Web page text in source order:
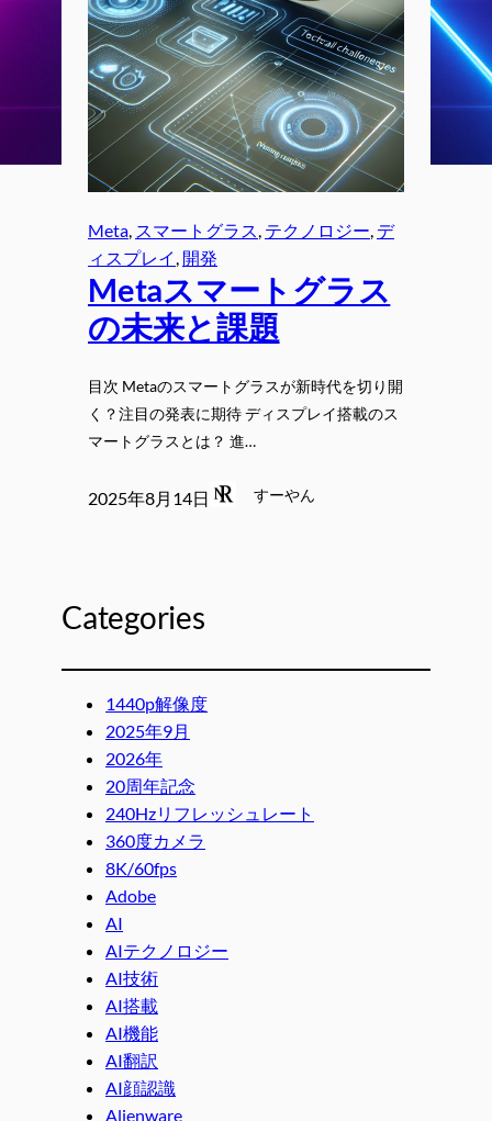
Meta, スマートグラス, テクノロジー, デ
ィスプレイ , 開発
Metaスマートグラス
の未来と課題
目次 Metaのスマートグラスが新時代を切り開
く？注目の発表に期待 ディスプレイ搭載のス
マートグラスとは？ 進…
2025年8月14日 すーやん
Categories
1440p解像度
2025年9月
2026年
20周年記念
240Hzリフレッシュレート
360度カメラ
8K/60fps
Adobe
AI
AIテクノロジー
AI技術
AI搭載
AI機能
AI翻訳
AI顔認識
Alienware